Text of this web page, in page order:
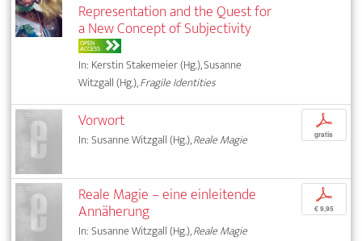
Representation and the Quest for
a New Concept of Subjectivity
OPEN
ACCESS
In: Kerstin Stakemeier (Hg.), Susanne
Witzgall (Hg.),Fragile Identities
Vorwort
In: Susanne Witzgall (Hg.),Reale Magie
p
gratis
Reale Magie – eine einleitende
Annäherung
In: Susanne Witzgall (Hg.),Reale Magie
p
€ 9,95